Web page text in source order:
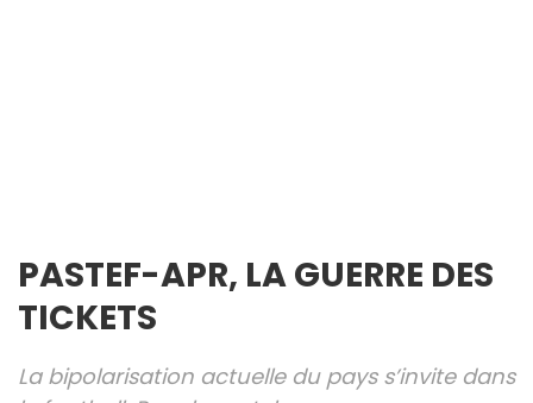
PASTEF-APR, LA GUERRE DES
TICKETS
La bipolarisation actuelle du pays s’invite dans